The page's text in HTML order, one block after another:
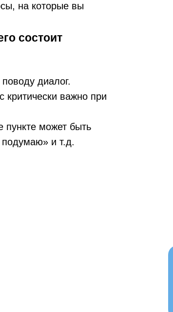
на которые вы
состоит
диалог.
важно при
может быть
и т.д.